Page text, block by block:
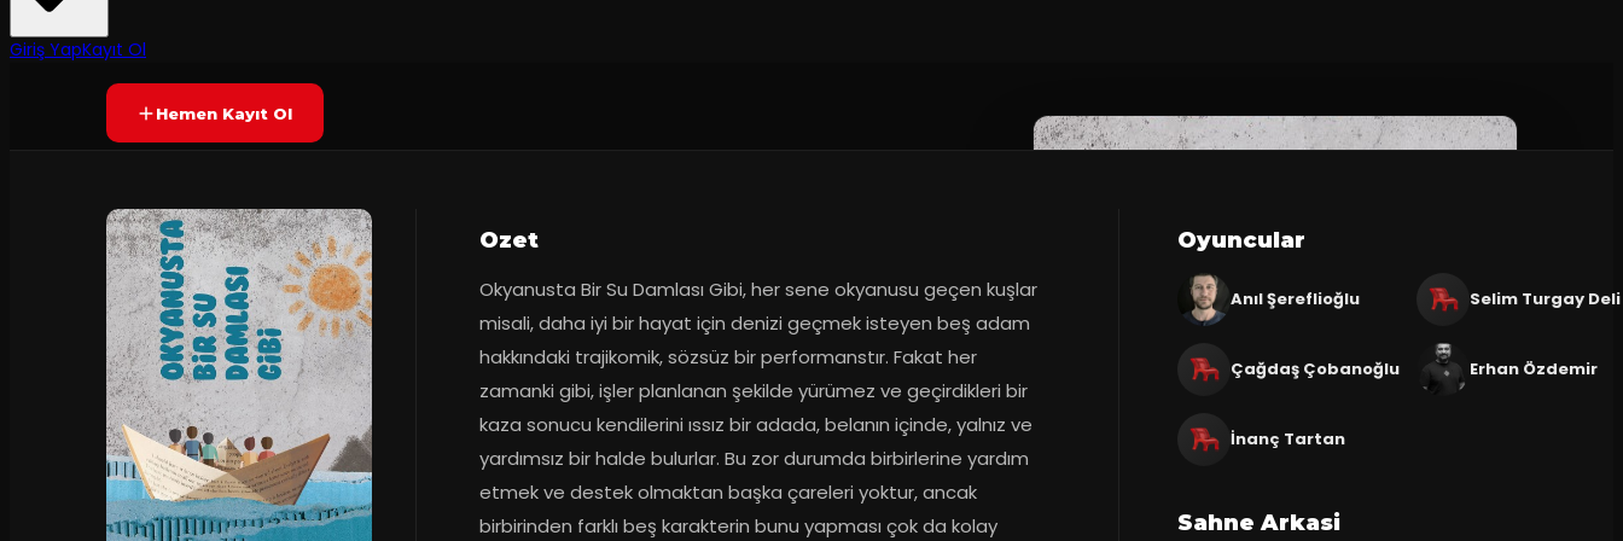
Giriş YapKayıt OlYAKINDA
Hemen Kayıt Ol
Ozet
Okyanusta Bir Su Damlası Gibi, her sene okyanusu geçen kuşlar
misali, daha iyi bir hayat için denizi geçmek isteyen beş adam
hakkındaki trajikomik, sözsüz bir performanstır. Fakat her
zamanki gibi, işler planlanan şekilde yürümez ve geçirdikleri bir
kaza sonucu kendilerini ıssız bir adada, belanın içinde, yalnız ve
yardımsız bir halde bulurlar. Bu zor durumda birbirlerine yardım
etmek ve destek olmaktan başka çareleri yoktur, ancak
birbirinden farklı beş karakterin bunu yapması çok da kolay
Oyuncular
Anıl Şereflioğlu Selim Turgay Deli
Çağdaş Çobanoğlu Erhan Özdemir
İnanç Tartan
Sahne Arkasi